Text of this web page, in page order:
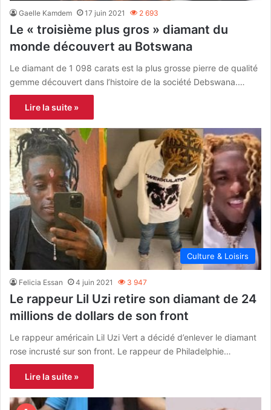
Gaelle Kamdem 17 juin 2021 2 693
Le « troisième plus gros » diamant du
monde découvert au Botswana
Le diamant de 1 098 carats est la plus grosse pierre de qualité
gemme découvert dans l’histoire de la société Debswana.…
Lire la suite »
Culture & Loisirs
Felicia Essan 4 juin 2021 3 947
Le rappeur Lil Uzi retire son diamant de 24
millions de dollars de son front
Le rappeur américain Lil Uzi Vert a décidé d’enlever le diamant
rose incrusté sur son front. Le rappeur de Philadelphie…
Lire la suite »